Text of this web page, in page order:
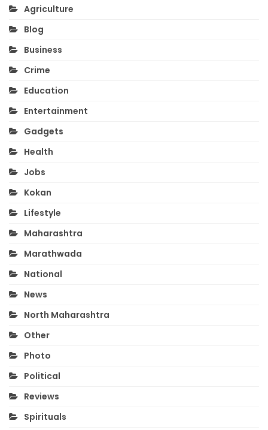
Agriculture
Blog
Business
Crime
Education
Entertainment
Gadgets
Health
Jobs
Kokan
Lifestyle
Maharashtra
Marathwada
National
News
North Maharashtra
Other
Photo
Political
Reviews
Spirituals